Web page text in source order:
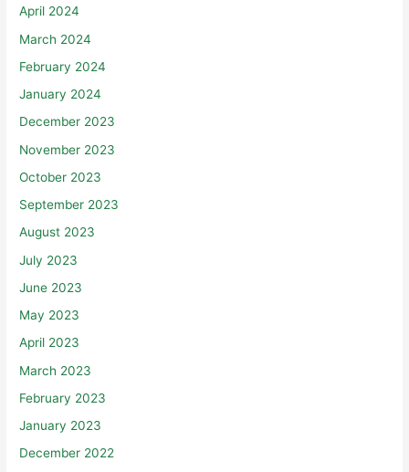
April 2024
March 2024
February 2024
January 2024
December 2023
November 2023
October 2023
September 2023
August 2023
July 2023
June 2023
May 2023
April 2023
March 2023
February 2023
January 2023
December 2022